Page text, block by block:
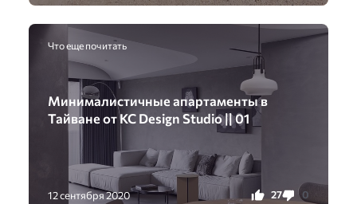
Что еще почитать
Минималистичные апартаменты в
Тайване от KC Design Studio || 01
12 сентября 2020 27 0